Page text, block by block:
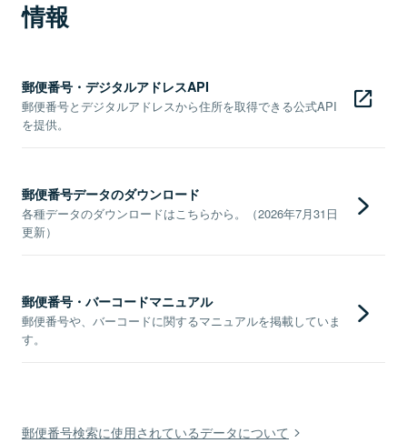
情報
郵便番号・デジタルアドレスAPI
郵便番号とデジタルアドレスから住所を取得できる公式API
を提供。
郵便番号データのダウンロード
各種データのダウンロードはこちらから。（2026年7月31日
更新）
郵便番号・バーコードマニュアル
郵便番号や、バーコードに関するマニュアルを掲載していま
す。
郵便番号検索に使用されているデータについて